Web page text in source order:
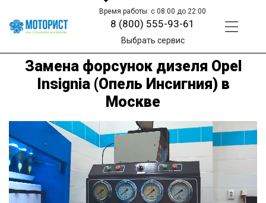
Время работы: с 08:00 до 22:00
8 (800) 555-93-61
Выбрать сервис
Замена форсунок дизеля Opel
Insignia (Опель Инсигния) в
Москве